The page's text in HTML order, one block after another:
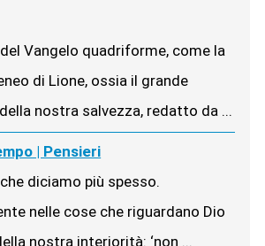
Vangelo quadriforme, come la
di Lione, ossia il grande
nostra salvezza, redatto da ...
| Pensieri
diciamo più spesso.
nelle cose che riguardano Dio
nostra interiorità: ‘non ...